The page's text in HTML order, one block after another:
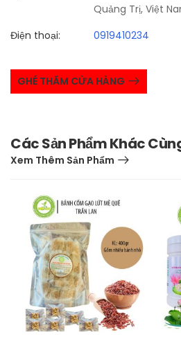
Quảng Trị, Việt
Điện thoại:
0919410234
GHÉ THĂM CỬA HÀNG
Các Sản Phẩm Khác
Xem Thêm Sản Phẩm